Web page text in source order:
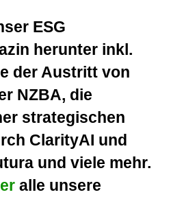
ESG
herunter inkl.
der Austritt von
NZBA, die
strategischen
ClarityAI und
und viele mehr.
alle unsere